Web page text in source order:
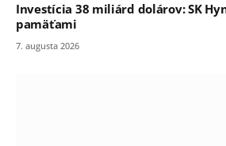
Investícia 38 miliárd dolárov: SK
pamäťami
7. augusta 2026